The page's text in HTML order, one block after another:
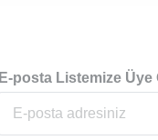
E-posta Listemize Üye